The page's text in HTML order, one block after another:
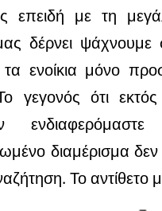
επειδή με τη
δέρνει ψάχνουμε
ενοίκια μόνο
γεγονός ότι
διαμέρισμα δεν
Το αντίθετο